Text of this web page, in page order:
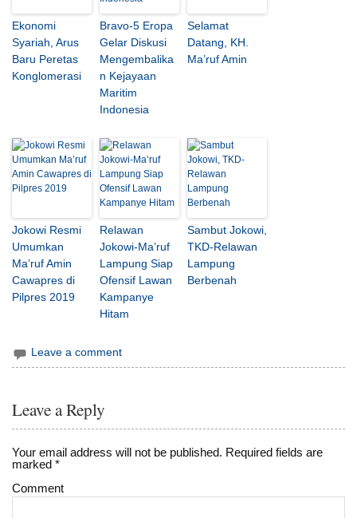
Ekonomi
Syariah, Arus
Baru Peretas
Konglomerasi
Bravo-5 Eropa
Gelar Diskusi
Mengembalika
n Kejayaan
Maritim
Indonesia
Selamat
Datang, KH.
Ma’ruf Amin
Jokowi Resmi
Umumkan
Ma’ruf Amin
Cawapres di
Pilpres 2019
Relawan
Jokowi-Ma’ruf
Lampung Siap
Ofensif Lawan
Kampanye
Hitam
Sambut Jokowi,
TKD-Relawan
Lampung
Berbenah
Leave a comment
Leave a Reply
Your email address will not be published. Required fields are
marked*
Comment